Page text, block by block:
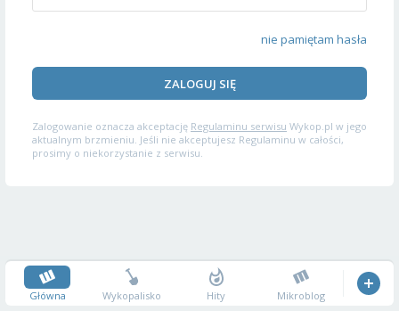
nie pamiętam hasła
ZALOGUJ SIĘ
Zalogowanie oznacza akceptację Regulaminu serwisu Wykop.pl w jego
aktualnym brzmieniu. Jeśli nie akceptujesz Regulaminu w całości,
prosimy o niekorzystanie z serwisu.
Główna Wykopalisko Hity Mikroblog